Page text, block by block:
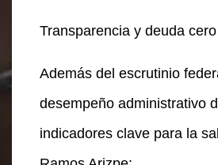
Transparencia y deuda cero
Además del escrutinio
desempeño administrativo
indicadores clave para la